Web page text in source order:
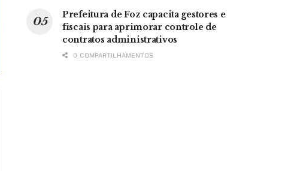
Prefeitura de Foz capacita gestores e
fiscais para aprimorar controle de
contratos administrativos
0 COMPARTILHAMENTOS